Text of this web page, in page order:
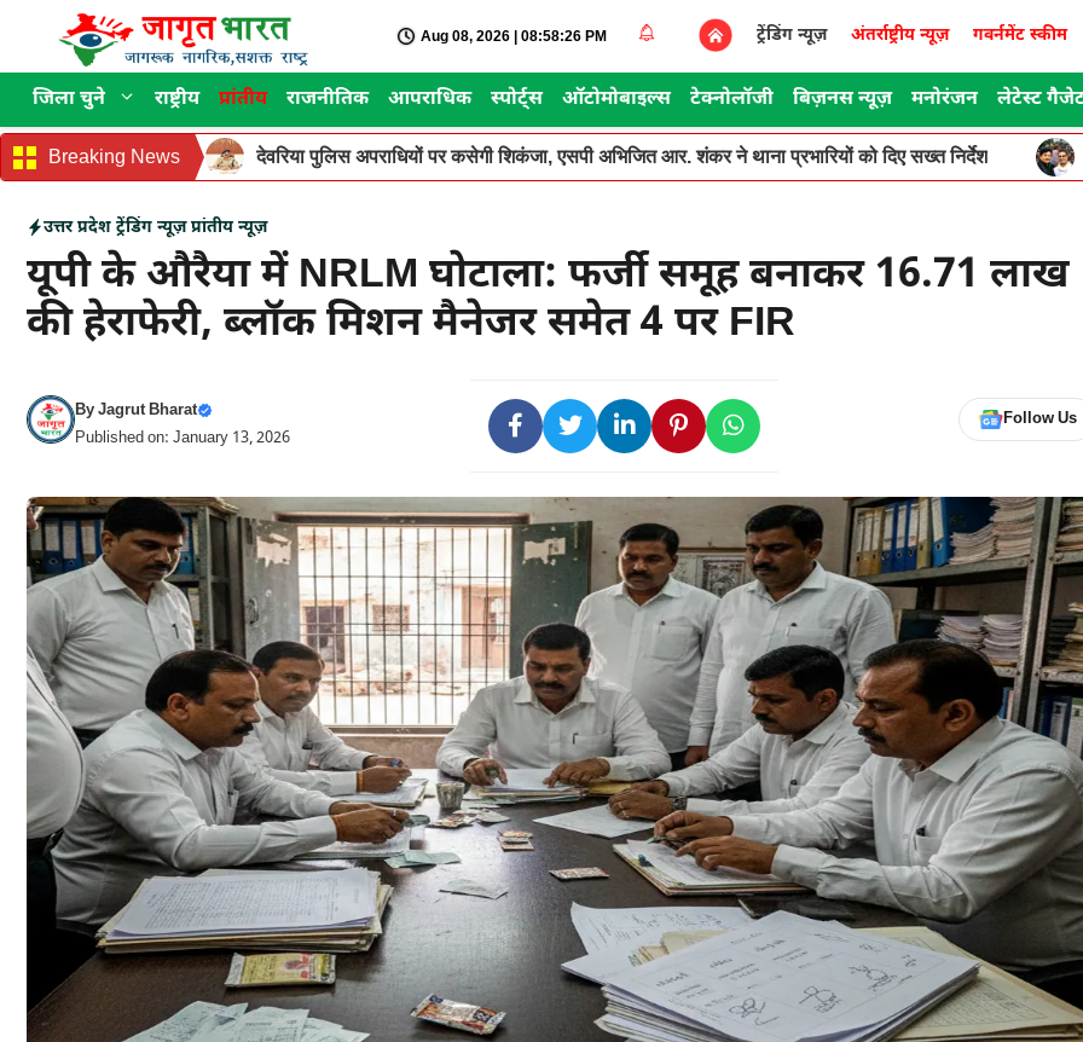
content
Aug 08, 2026 | 08:58:26 PM ट्रेंडिंग न्यूज़ अंतर्राष्ट्रीय न्यूज़ गवर्नमेंट स्कीम
जिला चुने राष्ट्रीय प्रांतीय राजनीतिक आपराधिक स्पोर्ट्स ऑटोमोबाइल्स टेक्नोलॉजी बिज़नस न्यूज़ मनोरंजन लेटेस्ट
Breaking News देवरिया पुलिस अपराधियों पर कसेगी शिकंजा, एसपी अभिजित आर. शंकर ने थाना प्रभारियों को दिए सख्त निर्देश
उत्तर प्रदेश ट्रेंडिंग न्यूज़ प्रांतीय न्यूज़
यूपी के औरैया में NRLM घोटाला: फर्जी समूह बनाकर 16.71 लाख
की हेराफेरी, ब्लॉक मिशन मैनेजर समेत 4 पर FIR
ByJagrut Bharat
Published on: January 13, 2026
Follow Us